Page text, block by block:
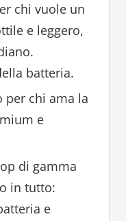
chi vuole un
e leggero,
batteria.
per chi ama la
e
di gamma
in tutto:
e